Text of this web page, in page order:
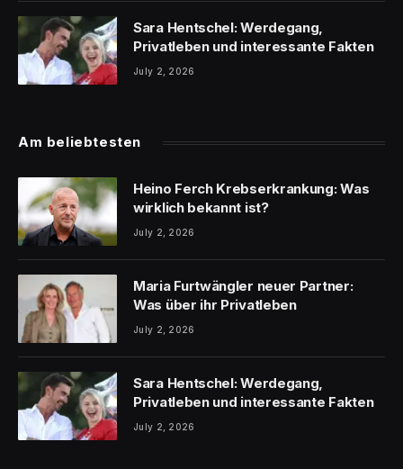
Sara Hentschel: Werdegang,
Privatleben und interessante Fakten
July 2, 2026
Am beliebtesten
Heino Ferch Krebserkrankung: Was
wirklich bekannt ist?
July 2, 2026
Maria Furtwängler neuer Partner:
Was über ihr Privatleben
July 2, 2026
Sara Hentschel: Werdegang,
Privatleben und interessante Fakten
July 2, 2026